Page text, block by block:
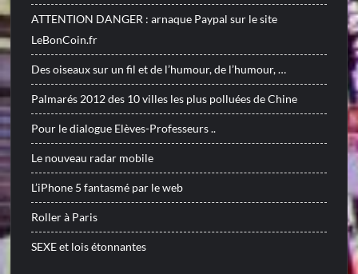
ATTENTION DANGER : arnaque Paypal sur le site
LeBonCoin.fr
Des oiseaux sur un fil et de l’humour, de l’humour, …
Palmarés 2012 des 10 villes les plus polluées de Chine
Pour le dialogue Elèves-Professeurs ..
Le nouveau radar mobile
L’iPhone 5 fantasmé par le web
Roller à Paris
SEXE et lois étonnantes